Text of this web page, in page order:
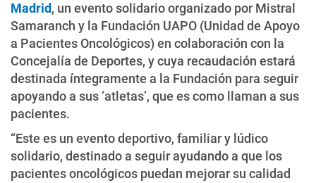
Madrid, un evento solidario organizado por Mistral
Samaranch y la Fundación UAPO (Unidad de Apoyo
a Pacientes Oncológicos) en colaboración con la
Concejalía de Deportes, y cuya recaudación estará
destinada íntegramente a la Fundación para seguir
apoyando a sus ‘atletas’, que es como llaman a sus
pacientes.
“Este es un evento deportivo, familiar y lúdico
solidario, destinado a seguir ayudando a que los
pacientes oncológicos puedan mejorar su calidad